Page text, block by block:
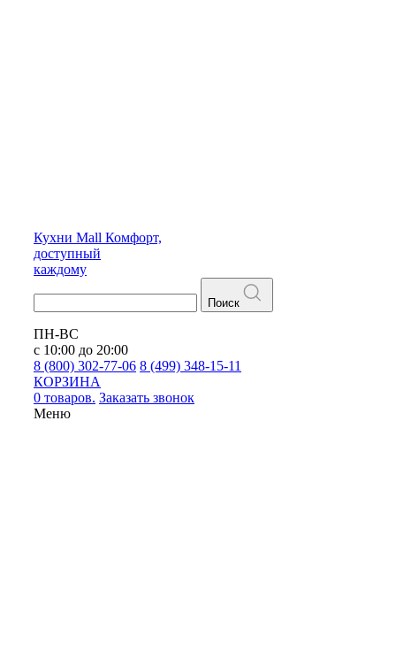
Кухни Mall Комфорт,
доступный
каждому
Поиск
ПН-ВС
с 10:00 до 20:00
8 (800) 302-77-06 8 (499) 348-15-11
КОРЗИНА
0 товаров. Заказать звонок
Меню